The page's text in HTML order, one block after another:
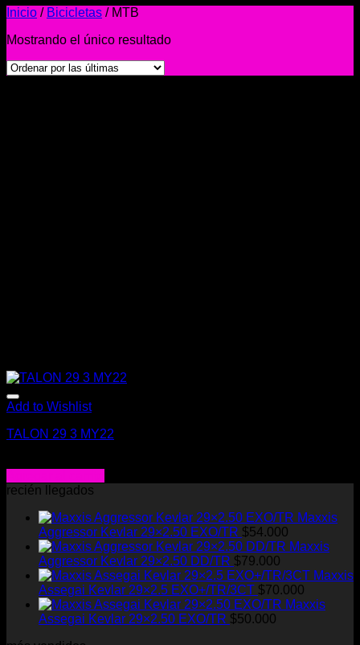
Inicio / Bicicletas /MTB
Mostrando el único resultado
Add to Wishlist
TALON 29 3 MY22
recién llegados
Maxxis
Aggressor Kevlar 29×2.50 EXO/TR $54.000
Maxxis
Aggressor Kevlar 29×2.50 DD/TR $79.000
Maxxis
Assegai Kevlar 29×2.5 EXO+/TR/3CT $70.000
Maxxis
Assegai Kevlar 29×2.50 EXO/TR $50.000